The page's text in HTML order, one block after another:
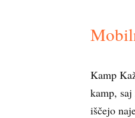
Kamp
kamp,
iščejo